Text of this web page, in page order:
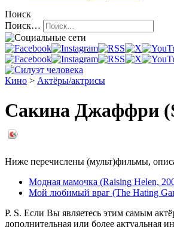
Поиск
Поиск…
Кино > Актёры/актрисы
Сакина Джаффри
Ниже перечислены (мульт)фильмы,
Модная мамочка (Raising Helen,
Мой любимый враг (The Hating
P. S. Если Вы являетесь этим самым
дополнительная или более актуальная